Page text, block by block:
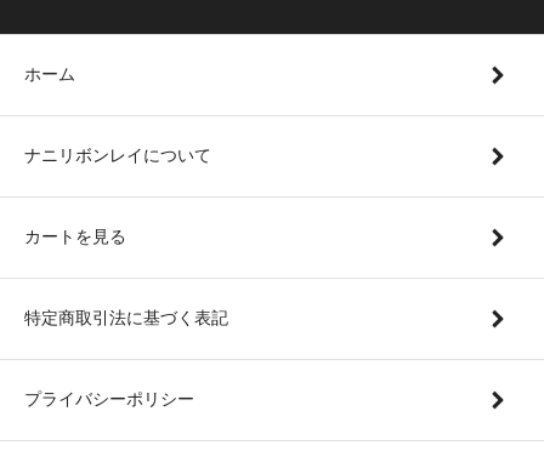
ホーム
ナニリボンレイについて
カートを見る
特定商取引法に基づく表記
プライバシーポリシー